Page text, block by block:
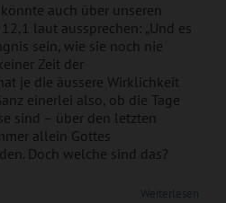
auch über unseren
laut aussprechen: „Und es
sein, wie sie noch nie
Zeit der
je die äussere Wirklichkeit
einerlei also, ob die Tage
sind – über den letzten
allein Gottes
Doch welche sind das?
Weiterlesen